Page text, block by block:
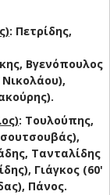
: Πετρίδης,
Βγενόπουλος
: Τουλούπης,
Τανταλίδης
Γιάγκος (60'
Πάνος.